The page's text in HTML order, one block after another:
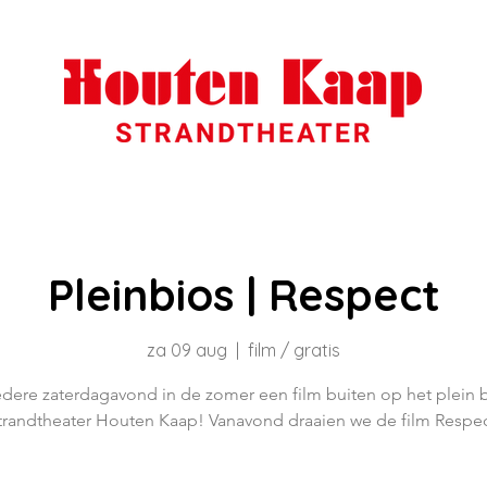
Pleinbios | Respect
za 09 aug film / gratis
zaterdagavond in de zomer een film buiten op het plein
Houten Kaap! Vanavond draaien we de film